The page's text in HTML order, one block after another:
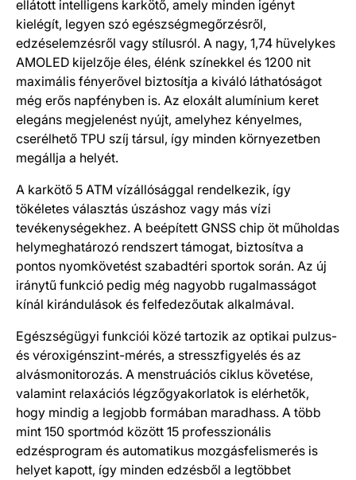
ellátott intelligens karkötő, amely minden igényt
kielégít, legyen szó egészségmegőrzésről,
edzéselemzésről vagy stílusról. A nagy, 1,74 hüvelykes
AMOLED kijelzője éles, élénk színekkel és 1200 nit
maximális fényerővel biztosítja a kiváló láthatóságot
még erős napfényben is. Az eloxált alumínium keret
elegáns megjelenést nyújt, amelyhez kényelmes,
cserélhető TPU szíj társul, így minden környezetben
megállja a helyét.
A karkötő 5 ATM vízállósággal rendelkezik, így
tökéletes választás úszáshoz vagy más vízi
tevékenységekhez. A beépített GNSS chip öt műholdas
helymeghatározó rendszert támogat, biztosítva a
pontos nyomkövetést szabadtéri sportok során. Az új
iránytű funkció pedig még nagyobb rugalmasságot
kínál kirándulások és felfedezőutak alkalmával.
Egészségügyi funkciói közé tartozik az optikai pulzus-
és véroxigénszint-mérés, a stresszfigyelés és az
alvásmonitorozás. A menstruációs ciklus követése,
valamint relaxációs légzőgyakorlatok is elérhetők,
hogy mindig a legjobb formában maradhass. A több
mint 150 sportmód között 15 professzionális
edzésprogram és automatikus mozgásfelismerés is
helyet kapott, így minden edzésből a legtöbbet